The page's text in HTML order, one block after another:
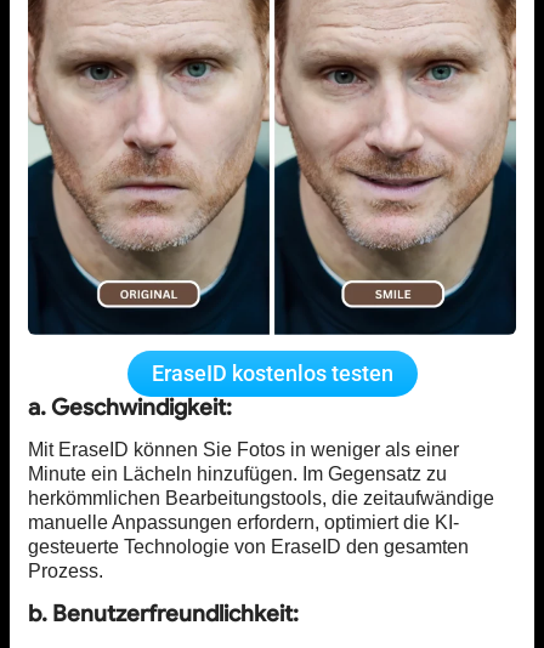
EraseID kostenlos testen
a. Geschwindigkeit:
Mit EraseID können Sie Fotos in weniger als einer
Minute ein Lächeln hinzufügen. Im Gegensatz zu
herkömmlichen Bearbeitungstools, die zeitaufwändige
manuelle Anpassungen erfordern, optimiert die KI-
gesteuerte Technologie von EraseID den gesamten
Prozess.
b. Benutzerfreundlichkeit: